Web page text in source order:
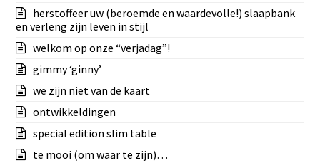
herstoffeer uw (beroemde en waardevolle!) slaapbank
en verleng zijn leven in stijl
welkom op onze “verjadag”!
gimmy ‘ginny’
we zijn niet van de kaart
ontwikkeldingen
special edition slim table
te mooi (om waar te zijn)…